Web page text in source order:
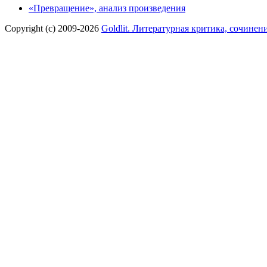
«Превращение», анализ произведения
Copyright (c) 2009-2026 Goldlit. Литературная критика,